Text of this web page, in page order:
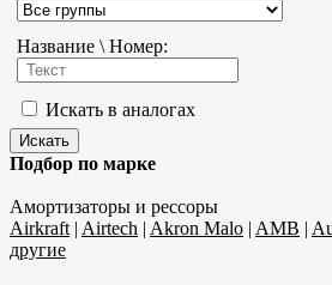
Название \ Номер:
Искать в аналогах
Подбор по марке
Амортизаторы и рессоры
Airkraft| Airtech | Akron Malo | AMB |
другие